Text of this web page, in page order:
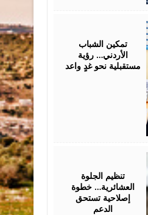
تمكين الشباب
الأردني… رؤية
مستقبلية نحو غدٍ واعد
تنظيم الجلوة
العشائرية… خطوة
إصلاحية تستحق
الدعم